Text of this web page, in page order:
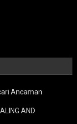
Ancaman
AND